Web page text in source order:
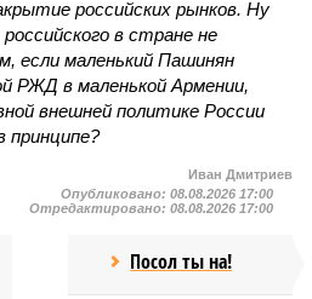
0
НОВОСТИ
импорт СПГ из России